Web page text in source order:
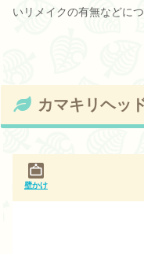
いリメイクの有無などに
カマキリヘッ
壁かけ